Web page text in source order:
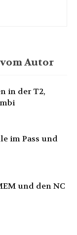
Autor
in der T2,
im Pass und
und den NC